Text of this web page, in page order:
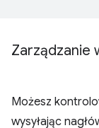
Zarządzanie
Możesz
wysyłając